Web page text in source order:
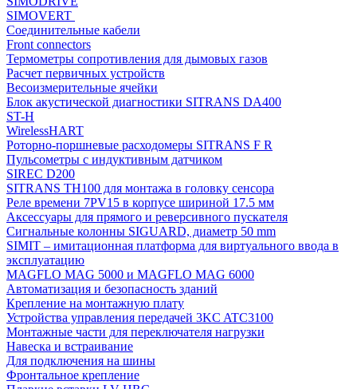
SIMOVERT
Соединительные кабели
Front connectors
Термометры сопротивления для дымовых газов
Расчет первичных устройств
Весоизмерительные ячейки
Блок акустической диагностики SITRANS DA400
ST-H
WirelessHART
Роторно-поршневые расходомеры SITRANS F R
Пульсометры с индуктивным датчиком
SIREC D200
SITRANS TH100 для монтажа в головку сенсора
Реле времени 7PV15 в корпусе шириной 17.5 мм
Аксессуары для прямого и реверсивного пускателя
Сигнальные колонны SIGUARD, диаметр 50 mm
SIMIT – имитационная платформа для виртуального ввода в
эксплуатацию
MAGFLO MAG 5000 и MAGFLO MAG 6000
Автоматизация и безопасность зданий
Крепление на монтажную плату
Устройства управления передачей 3KC ATC3100
Монтажные части для переключателя нагрузки
Навеска и встраивание
Для подключения на шины
Фронтальное крепление